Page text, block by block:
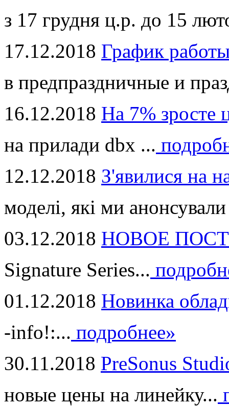
з 17 грудня ц.р. до 15
17.12.2018 График
в предпраздничные и
16.12.2018 На 7% зросте
на прилади dbx ...
12.12.2018 З'явилися на
моделі, які ми
03.12.2018 НОВОЕ
Signature Series...
01.12.2018 Новинка
-info!:... подробнее»
30.11.2018 PreSonus
новые цены на линейку...